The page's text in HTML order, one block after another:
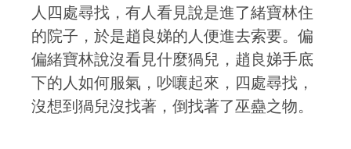
人四處尋找，有人看見說是進了緒寶林住
的院子，於是趙良娣的人便進去索要。偏
偏緒寶林說沒看見什麼猧兒，趙良娣手底
下的人如何服氣，吵嚷起來，四處尋找，
沒想到猧兒沒找著，倒找著了巫蠱之物。